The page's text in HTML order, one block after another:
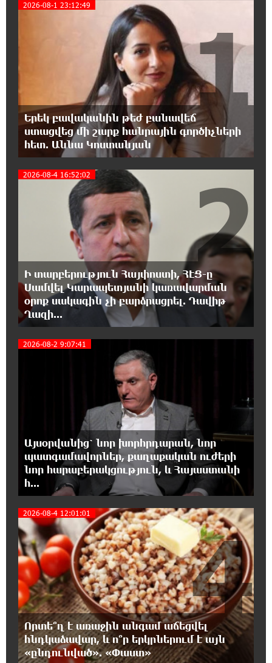
Երթևեկության կազմակերպման
փոփոխություն տեղի կունենա
19:35:21 7-08-2026
Հայաստանի հավաքականի նախկին
մարզիչը կգլխավորի Ղազախստանի
հավաքականը
19:17:59 7-08-2026
ԱԱԾ-ն զեկույց է ներկայացրել
18:58:46 7-08-2026
Թրամփը ասել է, որ հանրապետականները
կարող են պարտվել Կոնգրեսի միջանկյալ
ընտրություններում
18:51:59 7-08-2026
«ՀայաՔվեի» անդամները ևս
Վաղարշապատի դատարանի բակում են`
հաջակցություն Հայ առաքելական եկեղեցու և նրա
Հովվապետի
Օգոստոսի 7-ը ասորի ժողովրդի
ցեղասպանության հիշատակի օրն է․ Ուժեղ
18:41:31 7-08-2026
Հայաստանը ապրում է իր գոյության
ամենախայտառակ ժամանակաշրջանը․
Գառնիկ Դավթյան
18:37:08 7-08-2026
Այսօր ամոթի օր է, այսօր Էջմիածնում
դատում են Ամենայն Հայոց Կաթողիկոսին.
Մարիաննա Ղահրամանյան
18:32:23 7-08-2026
«հակասաֆարովյան» օրենսդրական
նախաձեռնության վերաբերյալ
հիմանվորումներ․ Շիրազ Մանուկյան
18:26:59 7-08-2026
Վեհափառ Հայրապետի շուրջ խայտառակ
զարգացումների, Գյուղացիներին
վերաբերող առաջնային հարցերի մասին՝
2026-08-1 23:12:49
Երեկ բավականին թեժ բանավեճ
ստացվեց մի շարք հանրային գործիչների
հետ. Աննա Կոստանյան
1
2026-08-4 16:52:02
Ի տարբերություն Հայփոստի, ՀԷՑ-ը
Սամվել Կարապետյանի կառավարման
օրոք սակագին չի բարձրացրել. Դավիթ
Ղազի...
2
2026-08-2 9:07:41
Այսօրվանից՝ նոր խորհրդարան, նոր
պատգամավորներ, քաղաքական ուժերի
նոր հարաբերակցություն, և Հայաստանի
հ...
3
2026-08-4 12:01:01
Որտե՞ղ է առաջին անգամ աճեցվել
հնդկաձավար, և ո՞ր երկրներում է այն
«ընդունված». «Փաստ»
4